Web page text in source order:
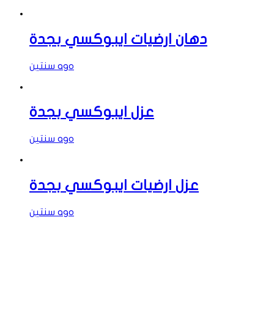
دهان ارضيات ايبوكسي بجدة
سنتين ago
عزل ايبوكسي بجدة
سنتين ago
عزل ارضيات ايبوكسي بجدة
سنتين ago